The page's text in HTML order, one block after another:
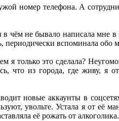
номер телефона. А
чём не бывало написала мне
периодически вспоминала обо
я только это сделала?
что из города, где живу, я
новые аккаунты в
увольте. Устала я от её
её рожать от алкоголика.